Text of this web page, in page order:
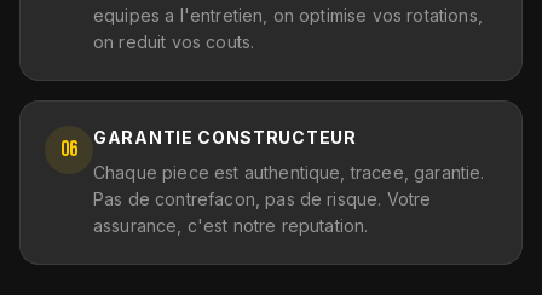
equipes a l'entretien, on optimise vos rotations,
on reduit vos couts.
06
GARANTIE CONSTRUCTEUR
Chaque piece est authentique, tracee, garantie.
Pas de contrefacon, pas de risque. Votre
assurance, c'est notre reputation.